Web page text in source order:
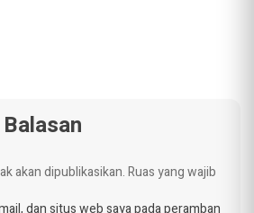
akan dipublikasikan.Ruas yang wajib